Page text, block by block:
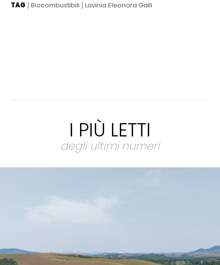
TAG Biocombustibili Lavinia Eleonora Galli
I PIÙ LETTI
degli ultimi numeri